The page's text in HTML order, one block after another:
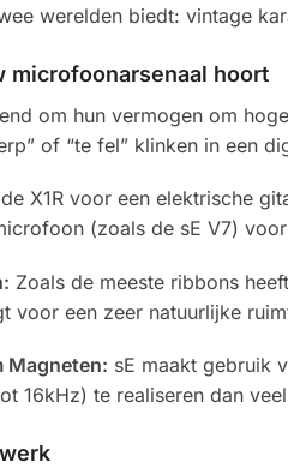
werelden biedt: vintage
microfoonarsenaal hoort
om hun vermogen om
of “te fel” klinken in een
X1R voor een elektrische
(zoals de sE V7)
Zoals de meeste ribbons
voor een zeer natuurlijke
Magneten: sE maakt gebruik
16kHz) te realiseren dan